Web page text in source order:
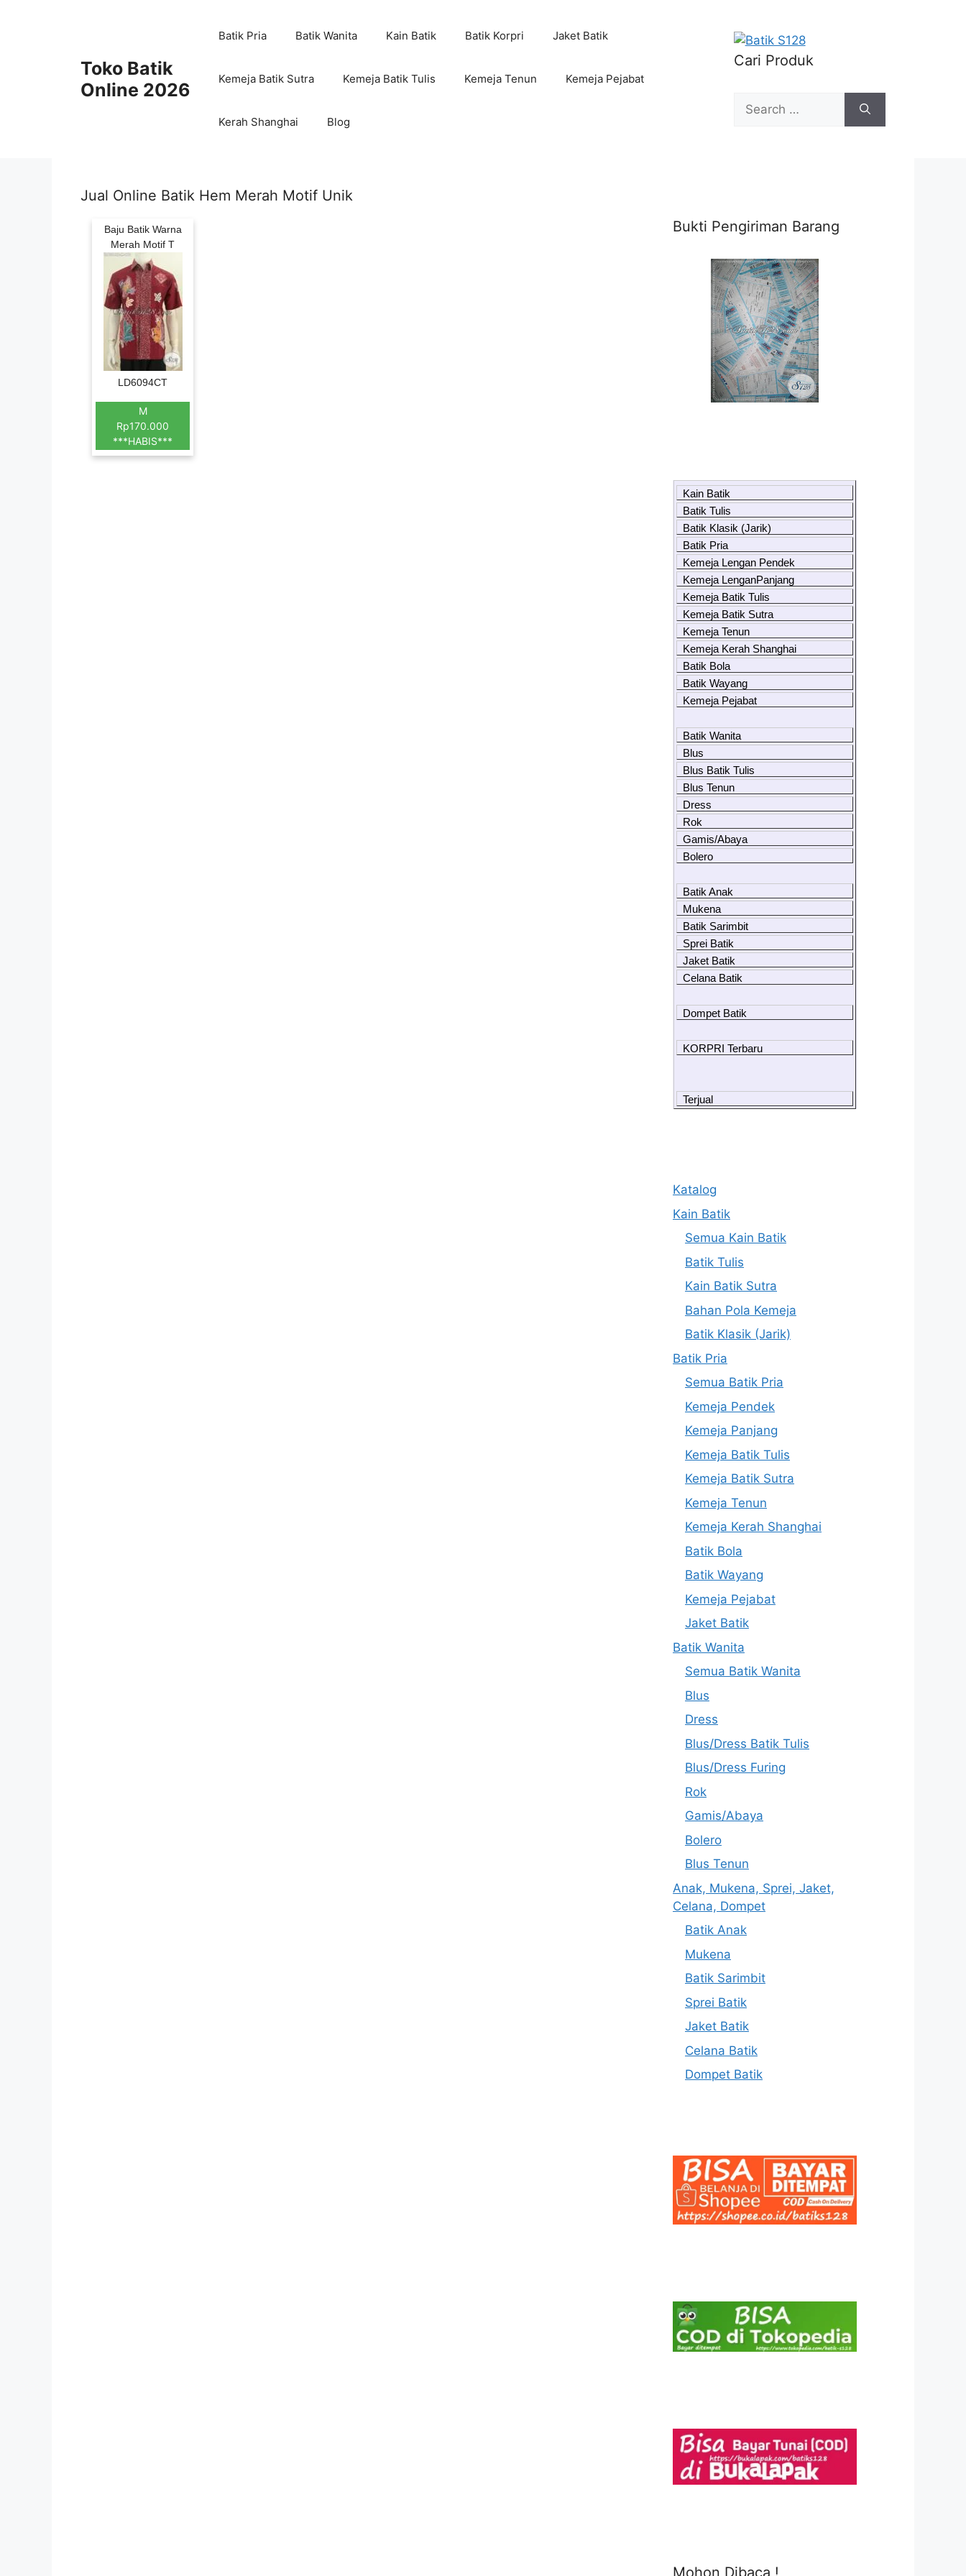
Toko Batik
Online 2026
Batik Pria Batik Wanita Kain Batik Batik Korpri Jaket Batik
Kemeja Batik Sutra Kemeja Batik Tulis Kemeja Tenun Kemeja Pejabat
Kerah Shanghai Blog
Cari Produk
Search
for:
Jual Online Batik Hem Merah Motif Unik
Baju Batik Warna
Merah Motif T
LD6094CT
M
Rp170.000
***HABIS***
Bukti Pengiriman Barang
Kain Batik
Batik Tulis
Batik Klasik (Jarik)
Batik Pria
Kemeja Lengan Pendek
Kemeja LenganPanjang
Kemeja Batik Tulis
Kemeja Batik Sutra
Kemeja Tenun
Kemeja Kerah Shanghai
Batik Bola
Batik Wayang
Kemeja Pejabat
Batik Wanita
Blus
Blus Batik Tulis
Blus Tenun
Dress
Rok
Gamis/Abaya
Bolero
Batik Anak
Mukena
Batik Sarimbit
Sprei Batik
Jaket Batik
Celana Batik
Dompet Batik
KORPRI Terbaru
Terjual
Katalog
Kain Batik
Semua Kain Batik
Batik Tulis
Kain Batik Sutra
Bahan Pola Kemeja
Batik Klasik (Jarik)
Batik Pria
Semua Batik Pria
Kemeja Pendek
Kemeja Panjang
Kemeja Batik Tulis
Kemeja Batik Sutra
Kemeja Tenun
Kemeja Kerah Shanghai
Batik Bola
Batik Wayang
Kemeja Pejabat
Jaket Batik
Batik Wanita
Semua Batik Wanita
Blus
Dress
Blus/Dress Batik Tulis
Blus/Dress Furing
Rok
Gamis/Abaya
Bolero
Blus Tenun
Anak, Mukena, Sprei, Jaket,
Celana, Dompet
Batik Anak
Mukena
Batik Sarimbit
Sprei Batik
Jaket Batik
Celana Batik
Dompet Batik
Mohon Dibaca !